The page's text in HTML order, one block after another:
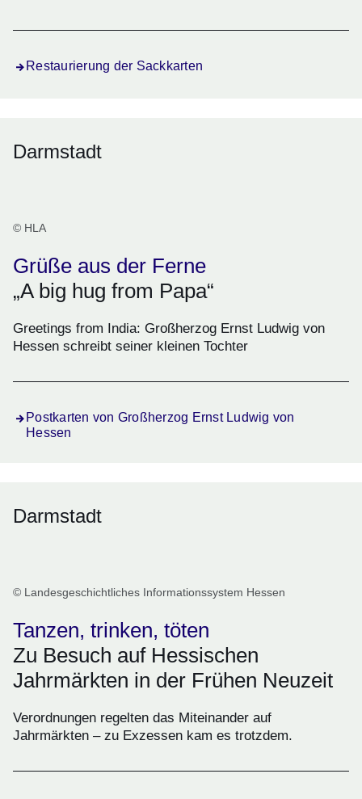
Restaurierung der Sackkarten
Darmstadt
© HLA
Grüße aus der Ferne
„A big hug from Papa“
Greetings from India: Großherzog Ernst Ludwig von
Hessen schreibt seiner kleinen Tochter
Postkarten von Großherzog Ernst Ludwig von
Hessen
Darmstadt
© Landesgeschichtliches Informationssystem Hessen
Tanzen, trinken, töten
Zu Besuch auf Hessischen
Jahrmärkten in der Frühen Neuzeit
Verordnungen regelten das Miteinander auf
Jahrmärkten – zu Exzessen kam es trotzdem.